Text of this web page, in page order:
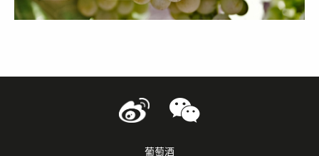
葡萄酒